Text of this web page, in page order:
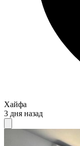
Хайфа
3 дня назад